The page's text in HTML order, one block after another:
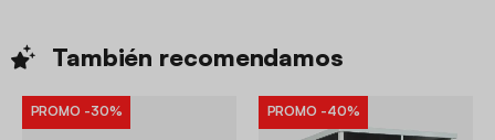
También recomendamos
PROMO -30% PROMO -40%